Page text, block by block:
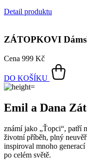
Detail produktu
ZÁTOPKOVI
Cena 999 Kč
DO KOŠÍKU
Emil a Dana
známí jako „Ťopci“, patří
životní příběh, plný
inspiroval mnoho
po celém světě.